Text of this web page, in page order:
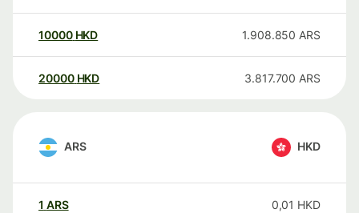
10000 HKD 1.908.850 ARS
20000 HKD 3.817.700 ARS
ARS HKD
1 ARS 0,01 HKD